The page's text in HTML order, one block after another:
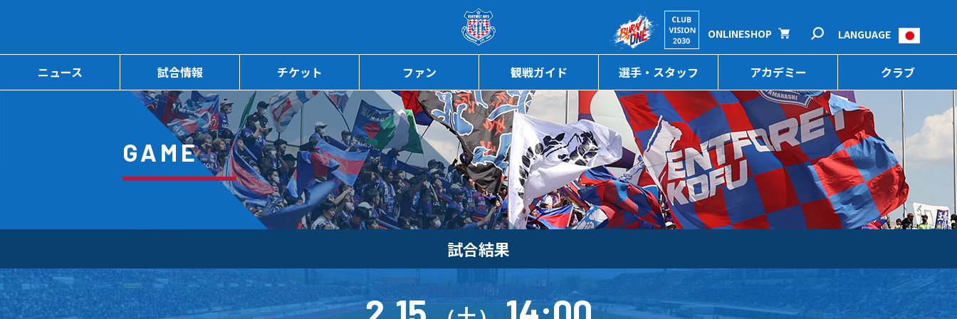
ページの本文へ
ニュース 試合情報 チケット ファン 観戦ガイド 選手・スタッフ アカデミー クラブ
ONLINESHOP LANGUAGE
GAME
試合結果